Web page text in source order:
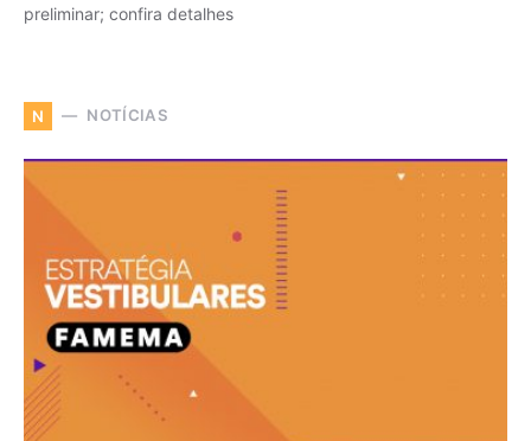
preliminar; confira detalhes
N NOTÍCIAS